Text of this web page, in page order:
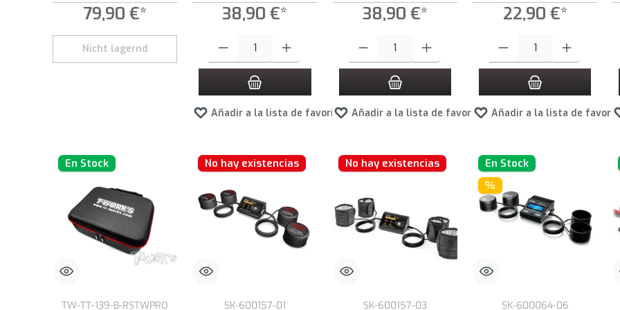
79,90 €*
Nicht lagernd
38,90 €*
Añadir a la lista de favoritos
38,90 €*
Añadir a la lista de favoritos
22,90 €*
Añadir a la lista de
En Stock
TW-TT-139-B-RSTWPRO
No hay existencias
SK-600157-01
No hay existencias
SK-600157-03
En Stock
%
SK-600064-06